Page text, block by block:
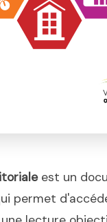
est un
permet